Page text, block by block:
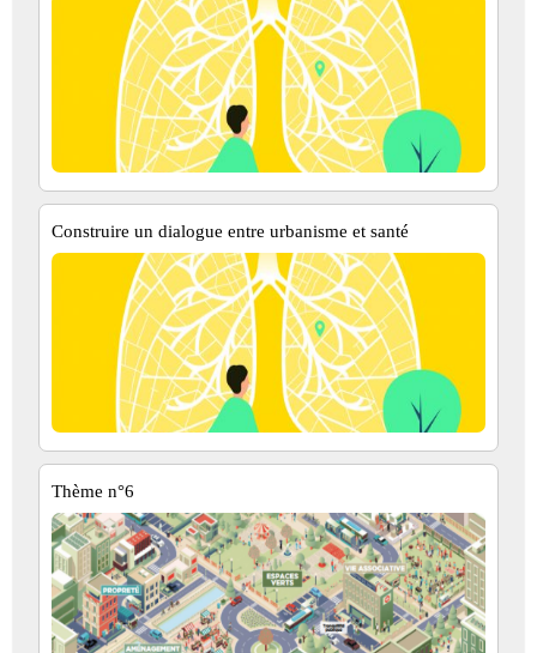
Construire un dialogue entre urbanisme et santé
Thème n°6